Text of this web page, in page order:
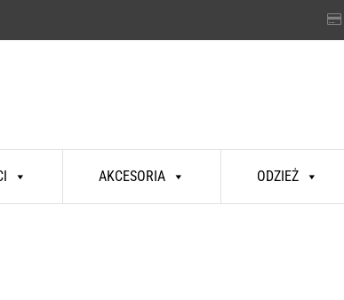
AKCESORIA ODZIEŻ